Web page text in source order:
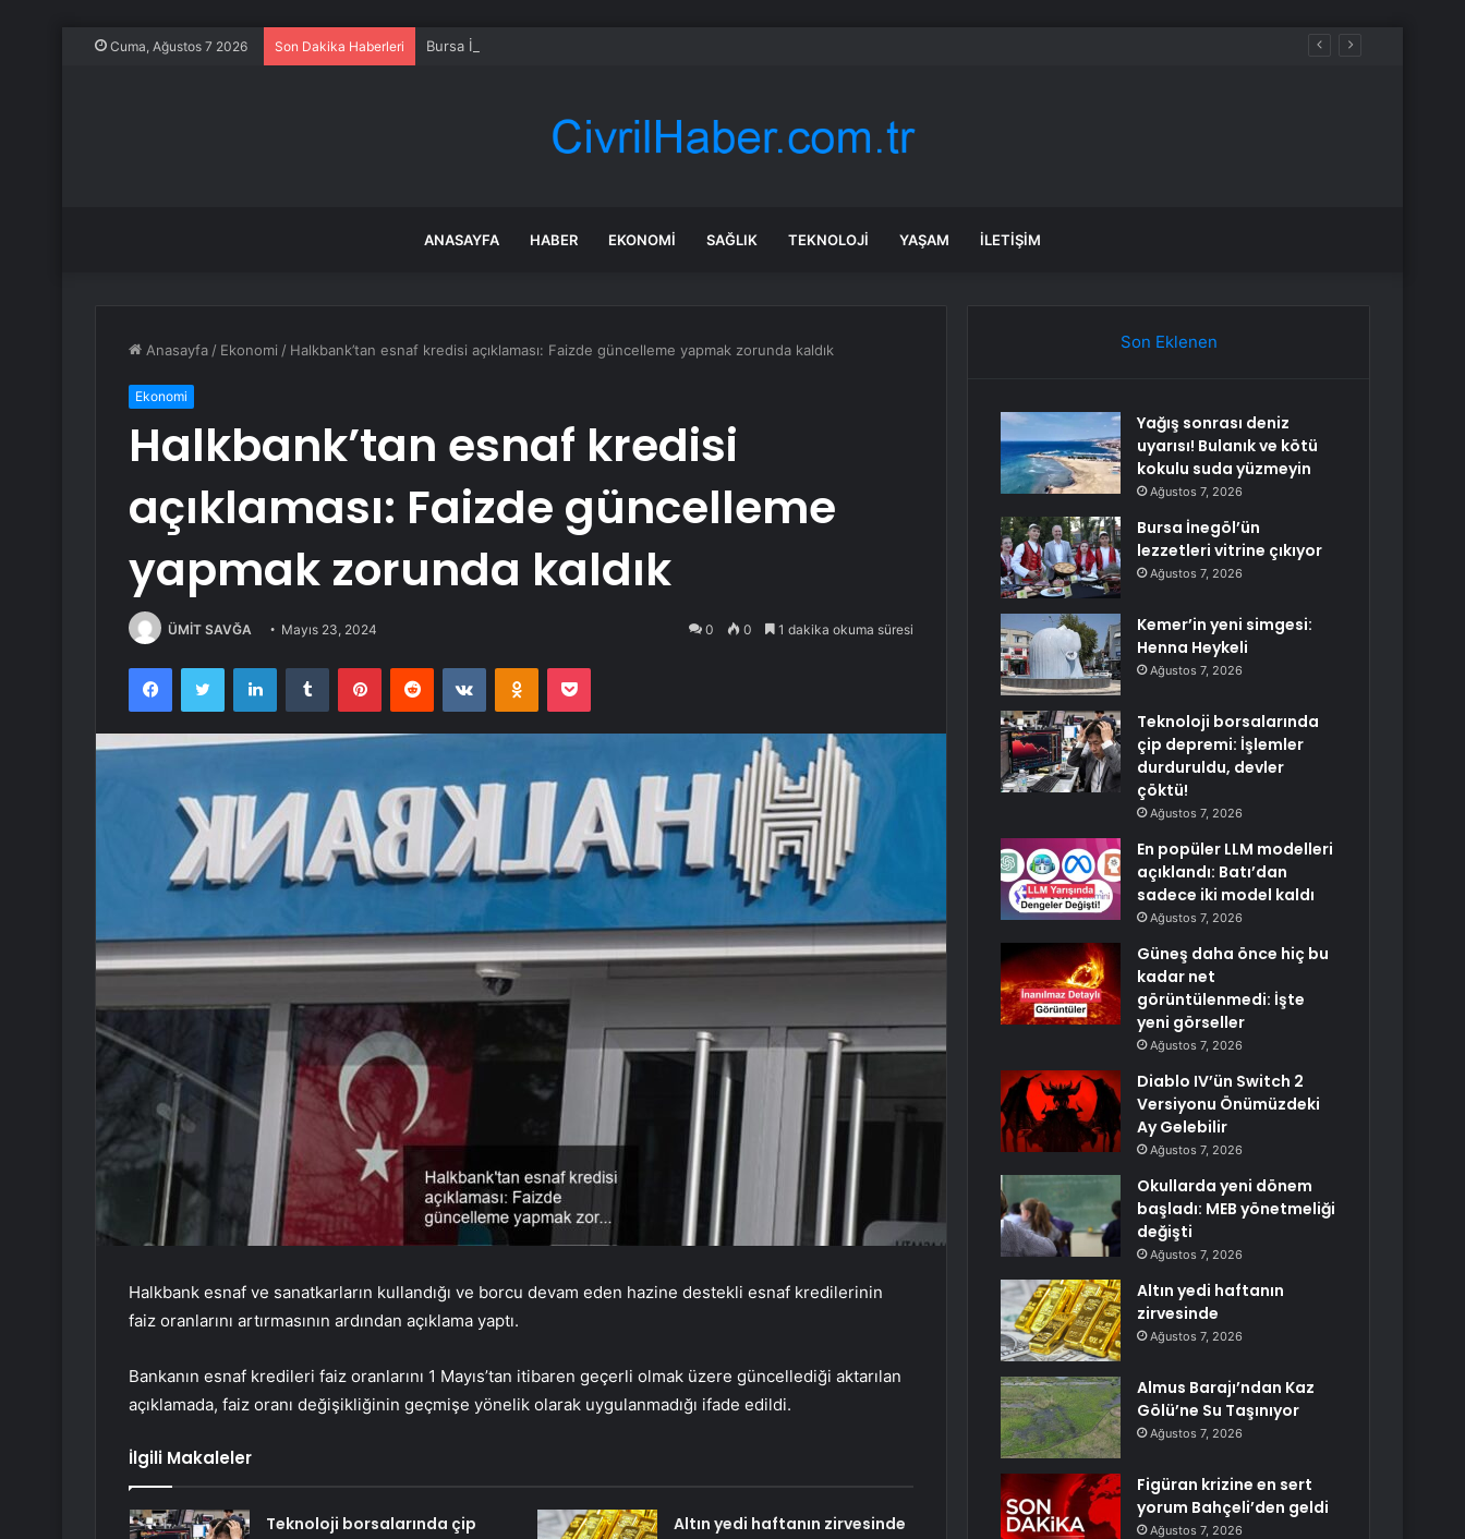
Cuma, Ağustos 7 2026 Son Dakika Haberleri Bursa İnegöl’ün lezzetleri vitrine çıkıyor
ANASAYFA HABER EKONOMI SAĞLIK TEKNOLOJI YAŞAM İLETIŞIM
Anasayfa / Ekonomi / Halkbank’tan esnaf kredisi açıklaması: Faizde güncelleme yapmak zorunda kaldık
Ekonomi
Halkbank’tan esnaf kredisi
açıklaması: Faizde güncelleme
yapmak zorunda kaldık
ÜMİT SAVĞA Mayıs 23, 2024 0 0 1 dakika okuma süresi
FacebookTwitter LinkedInTumblr PinterestReddit VKontakteOdnoklassniki
Pocket
Halkbank esnaf ve sanatkarların kullandığı ve borcu devam eden hazine destekli esnaf kredilerinin
faiz oranlarını artırmasının ardından açıklama yaptı.
Bankanın esnaf kredileri faiz oranlarını 1 Mayıs’tan itibaren geçerli olmak üzere güncellediği aktarılan
açıklamada, faiz oranı değişikliğinin geçmişe yönelik olarak uygulanmadığı ifade edildi.
İlgili Makaleler
Teknoloji borsalarında çip
Altın yedi haftanın zirvesinde
Son Eklenen
Yağış sonrası deniz
uyarısı! Bulanık ve kötü
kokulu suda yüzmeyin
Ağustos 7, 2026
Bursa İnegöl’ün
lezzetleri vitrine çıkıyor
Ağustos 7, 2026
Kemer’in yeni simgesi:
Henna Heykeli
Ağustos 7, 2026
Teknoloji borsalarında
çip depremi: İşlemler
durduruldu, devler
çöktü!
Ağustos 7, 2026
En popüler LLM modelleri
açıklandı: Batı’dan
sadece iki model kaldı
Ağustos 7, 2026
Güneş daha önce hiç bu
kadar net
görüntülenmedi: İşte
yeni görseller
Ağustos 7, 2026
Diablo IV’ün Switch 2
Versiyonu Önümüzdeki
Ay Gelebilir
Ağustos 7, 2026
Okullarda yeni dönem
başladı: MEB yönetmeliği
değişti
Ağustos 7, 2026
Altın yedi haftanın
zirvesinde
Ağustos 7, 2026
Almus Barajı’ndan Kaz
Gölü’ne Su Taşınıyor
Ağustos 7, 2026
Figüran krizine en sert
yorum Bahçeli’den geldi
Ağustos 7, 2026